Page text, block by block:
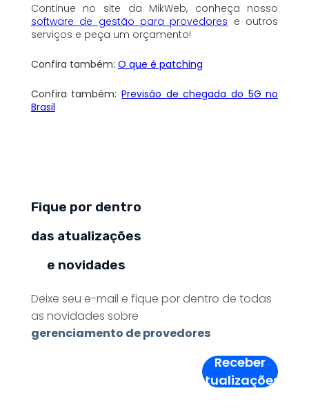
Continue no site da MikWeb, conheça nosso
software de gestão para provedores e outros
serviços e peça um orçamento!
Confira também: O que é patching
Confira também:Previsão de chegada do 5G no
Brasil
Fique por dentro
das atualizações
e novidades
Deixe seu e-mail e fique por dentro de todas
as novidades sobre
gerenciamento de provedores
Receber
Atualizações!